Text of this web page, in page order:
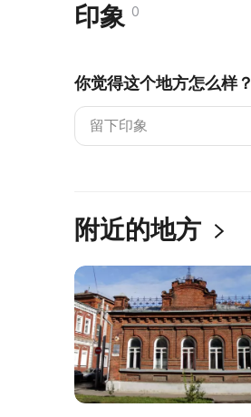
印象 0
你觉得这个地方怎么样？
附近的地方